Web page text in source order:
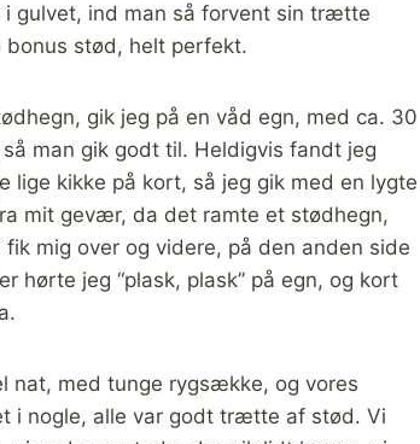
gulvet, ind man så forvent sin trætte
stød, helt perfekt.
gik jeg på en våd egn, med ca. 30
man gik godt til. Heldigvis fandt jeg
lige kikke på kort, så jeg gik med en lygte
mit gevær, da det ramte et stødhegn,
mig over og videre, på den anden side
hørte jeg “plask, plask” på egn, og kort
nat, med tunge rygsække, og vores
i nogle, alle var godt trætte af stød. Vi